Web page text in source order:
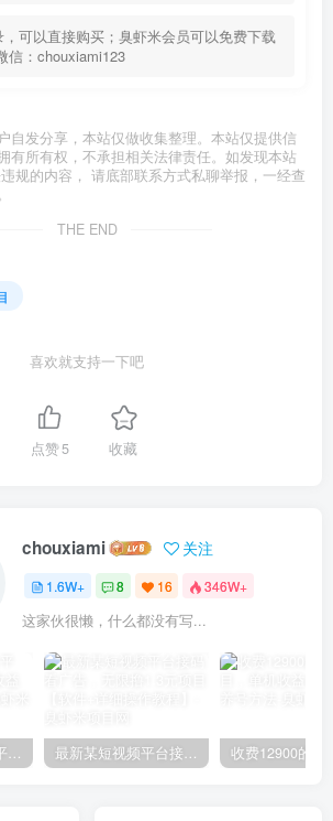
可以直接购买；臭虾米会员可以免费下载
信：chouxiami123
自发分享，本站仅做收集整理。本站仅提供信
有所有权，不承担相关法律责任。如发现本站
规的内容， 请底部联系方式私聊举报，一经查
THE END
喜欢就支持一下吧
点赞5 收藏
chouxiami 关注
1.6W+ 8 16 346W+
这家伙很懒，什么都没有写...